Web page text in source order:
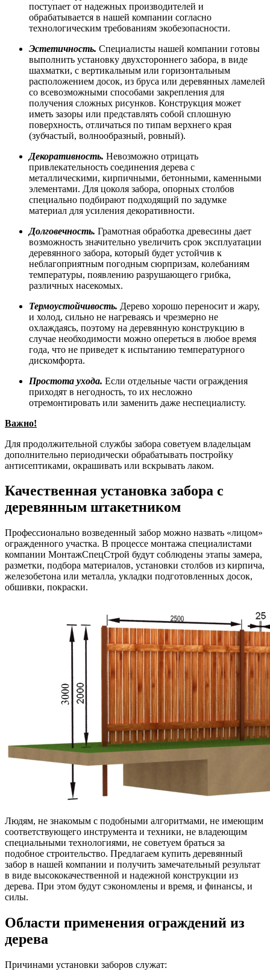
поступает от надежных производителей и
обрабатывается в нашей компании согласно
технологическим требованиям экобезопасности.
Эстетичность. Специалисты нашей компании готовы
выполнить установку двухстороннего забора, в виде
шахматки, с вертикальным или горизонтальным
расположением досок, из бруса или деревянных ламелей
со всевозможными способами закрепления для
получения сложных рисунков. Конструкция может
иметь зазоры или представлять собой сплошную
поверхность, отличаться по типам верхнего края
(зубчастый, волнообразный, ровный).
Декоративность. Невозможно отрицать
привлекательность соединения дерева с
металлическими, кирпичными, бетонными, каменными
элементами. Для цоколя забора, опорных столбов
специально подбирают подходящий по задумке
материал для усиления декоративности.
Долговечность. Грамотная обработка древесины дает
возможность значительно увеличить срок эксплуатации
деревянного забора, который будет устойчив к
неблагоприятным погодным сюрпризам, колебаниям
температуры, появлению разрушающего грибка,
различных насекомых.
Термоустойчивость. Дерево хорошо переносит и жару,
и холод, сильно не нагреваясь и чрезмерно не
охлаждаясь, поэтому на деревянную конструкцию в
случае необходимости можно опереться в любое время
года, что не приведет к испытанию температурного
дискомфорта.
Простота ухода. Если отдельные части ограждения
приходят в негодность, то их несложно
отремонтировать или заменить даже неспециалисту.
Важно!
Для продолжительной службы забора советуем владельцам
дополнительно периодически обрабатывать постройку
антисептиками, окрашивать или вскрывать лаком.
Качественная установка забора с
деревянным штакетником
Профессионально возведенный забор можно назвать «лицом»
огражденного участка. В процессе монтажа специалистами
компании МонтажСпецСтрой будут соблюдены этапы замера,
разметки, подбора материалов, установки столбов из кирпича,
железобетона или металла, укладки подготовленных досок,
обшивки, покраски.
Людям, не знакомым с подобными алгоритмами, не имеющим
соответствующего инструмента и техники, не владеющим
специальными технологиями, не советуем браться за
подобное строительство. Предлагаем купить деревянный
забор в нашей компании и получить замечательный результат
в виде высококачественной и надежной конструкции из
дерева. При этом будут сэкономлены и время, и финансы, и
силы.
Области применения ограждений из
дерева
Причинами установки заборов служат: